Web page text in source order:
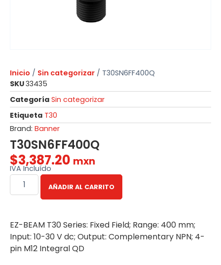
Inicio / Sin categorizar / T30SN6FF400Q
SKU33435
Categoría Sin categorizar
Etiqueta T30
Brand: Banner
T30SN6FF400Q
$3,387.20 mxn
IVA Incluído
AÑADIR AL CARRITO
EZ-BEAM T30 Series: Fixed Field; Range: 400 mm;
Input: 10-30 V dc; Output: Complementary NPN; 4-
pin M12 Integral QD